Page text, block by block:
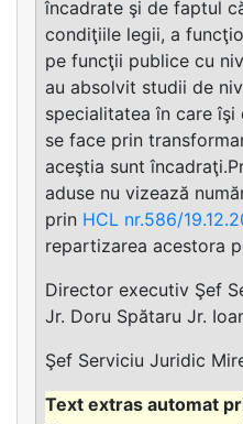
încadrate şi de faptul
condiţiile legii, a
pe funcţii publice cu
au absolvit studii de
specialitatea în care
se face prin
aceştia sunt
aduse nu vizează
prin HCL nr.586/
repartizarea acestora
Director executiv Şef
Jr. Doru Spătaru Jr.
Şef Serviciu Juridic